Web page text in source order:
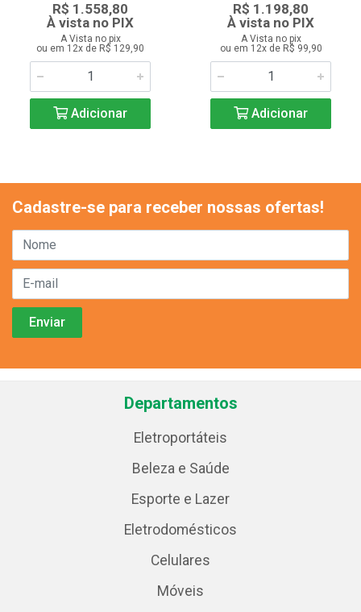
R$ 1.558,80
À vista no PIX
A Vista no pix
ou em 12x de R$ 129,90
Adicionar
R$ 1.198,80
À vista no PIX
A Vista no pix
ou em 12x de R$ 99,90
Adicionar
Cadastre-se para receber nossas ofertas!
Departamentos
Eletroportáteis
Beleza e Saúde
Esporte e Lazer
Eletrodomésticos
Celulares
Móveis